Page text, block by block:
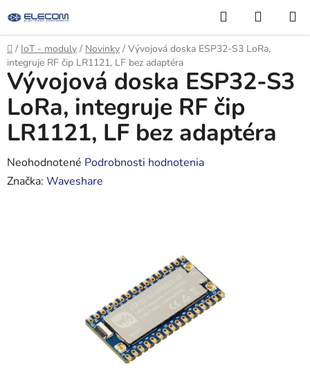
na
obsah
Hľadať
KOŠÍK
Domov
/ IoT - moduly / Novinky / Vývojová doska ESP32-S3 LoRa,
integruje RF čip LR1121, LF bez adaptéra
Vývojová doska ESP32-S3
LoRa, integruje RF čip
LR1121, LF bez adaptéra
Priemerné
hodnotenie
Neohodnotené Podrobnosti hodnotenia
Značka: Waveshare